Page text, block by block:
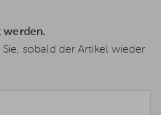
werden.
sobald der Artikel wieder